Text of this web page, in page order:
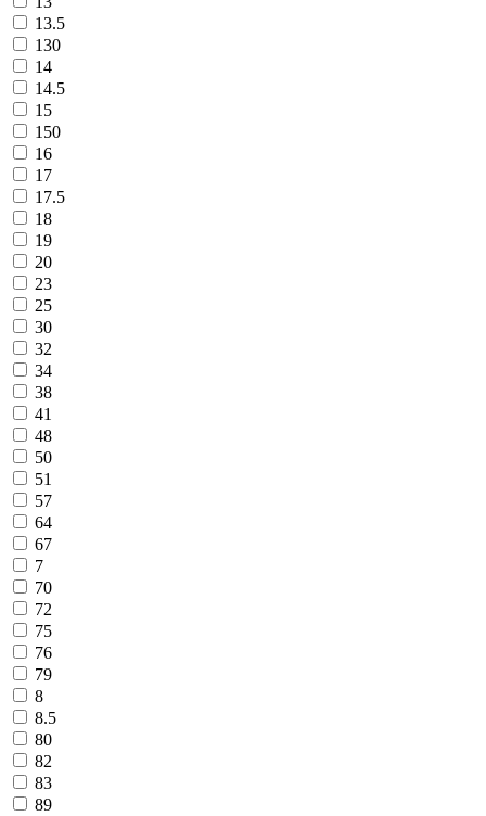
13.5
130
14
14.5
15
150
16
17
17.5
18
19
20
23
25
30
32
34
38
41
48
50
51
57
64
67
7
70
72
75
76
79
8
8.5
80
82
83
89